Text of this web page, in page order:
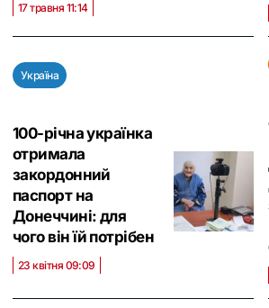
17 травня 11:14
Україна
100-річна українка
отримала
закордонний
паспорт на
Донеччині: для
чого він їй потрібен
23 квітня 09:09